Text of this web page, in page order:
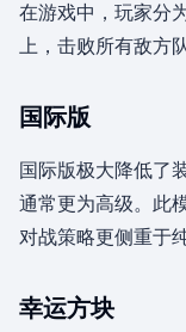
在游戏中，玩家分
上，击败所有敌方
国际版
国际版极大降低了
通常更为高级。此
对战策略更侧重于
幸运方块